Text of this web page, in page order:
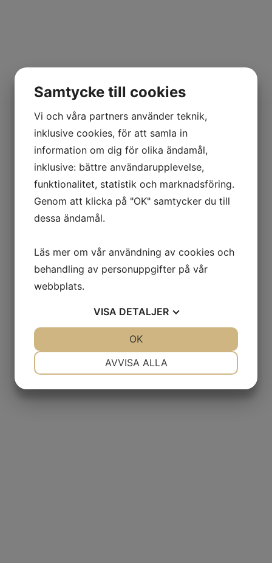
Samtycke till cookies
Vi och våra partners använder teknik,
inklusive cookies, för att samla in
information om dig för olika ändamål,
inklusive: bättre användarupplevelse,
funktionalitet, statistik och marknadsföring.
Genom att klicka på "OK" samtycker du till
dessa ändamål.
Läs mer om vår användning av cookies och
behandling av personuppgifter på vår
webbplats.
VISA DETALJER
AVVISA ALLA
OK